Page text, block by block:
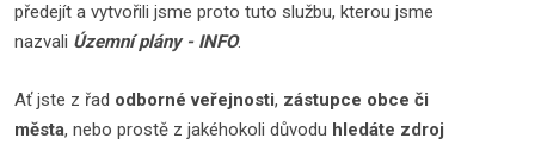
předejít a vytvořili jsme proto tuto službu, kterou jsme
nazvali Územní plány - INFO.
Ať jste z řad odborné veřejnosti, zástupce obce či
města, nebo prostě z jakéhokoli důvodu hledáte zdroj